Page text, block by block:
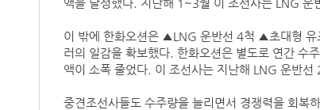
액을 달성했다. 지난해 1~3월 이 조선사는 LNG
이 밖에 한화오션은 ▲LNG 운반선 4척 ▲초대형
러의 일감을 확보했다. 한화오션은 별도로 연간 수
액이 소폭 줄었다. 이 조선사는 지난해 LNG 운반
중견조선사들도 수주량을 늘리면서 경쟁력을 회복